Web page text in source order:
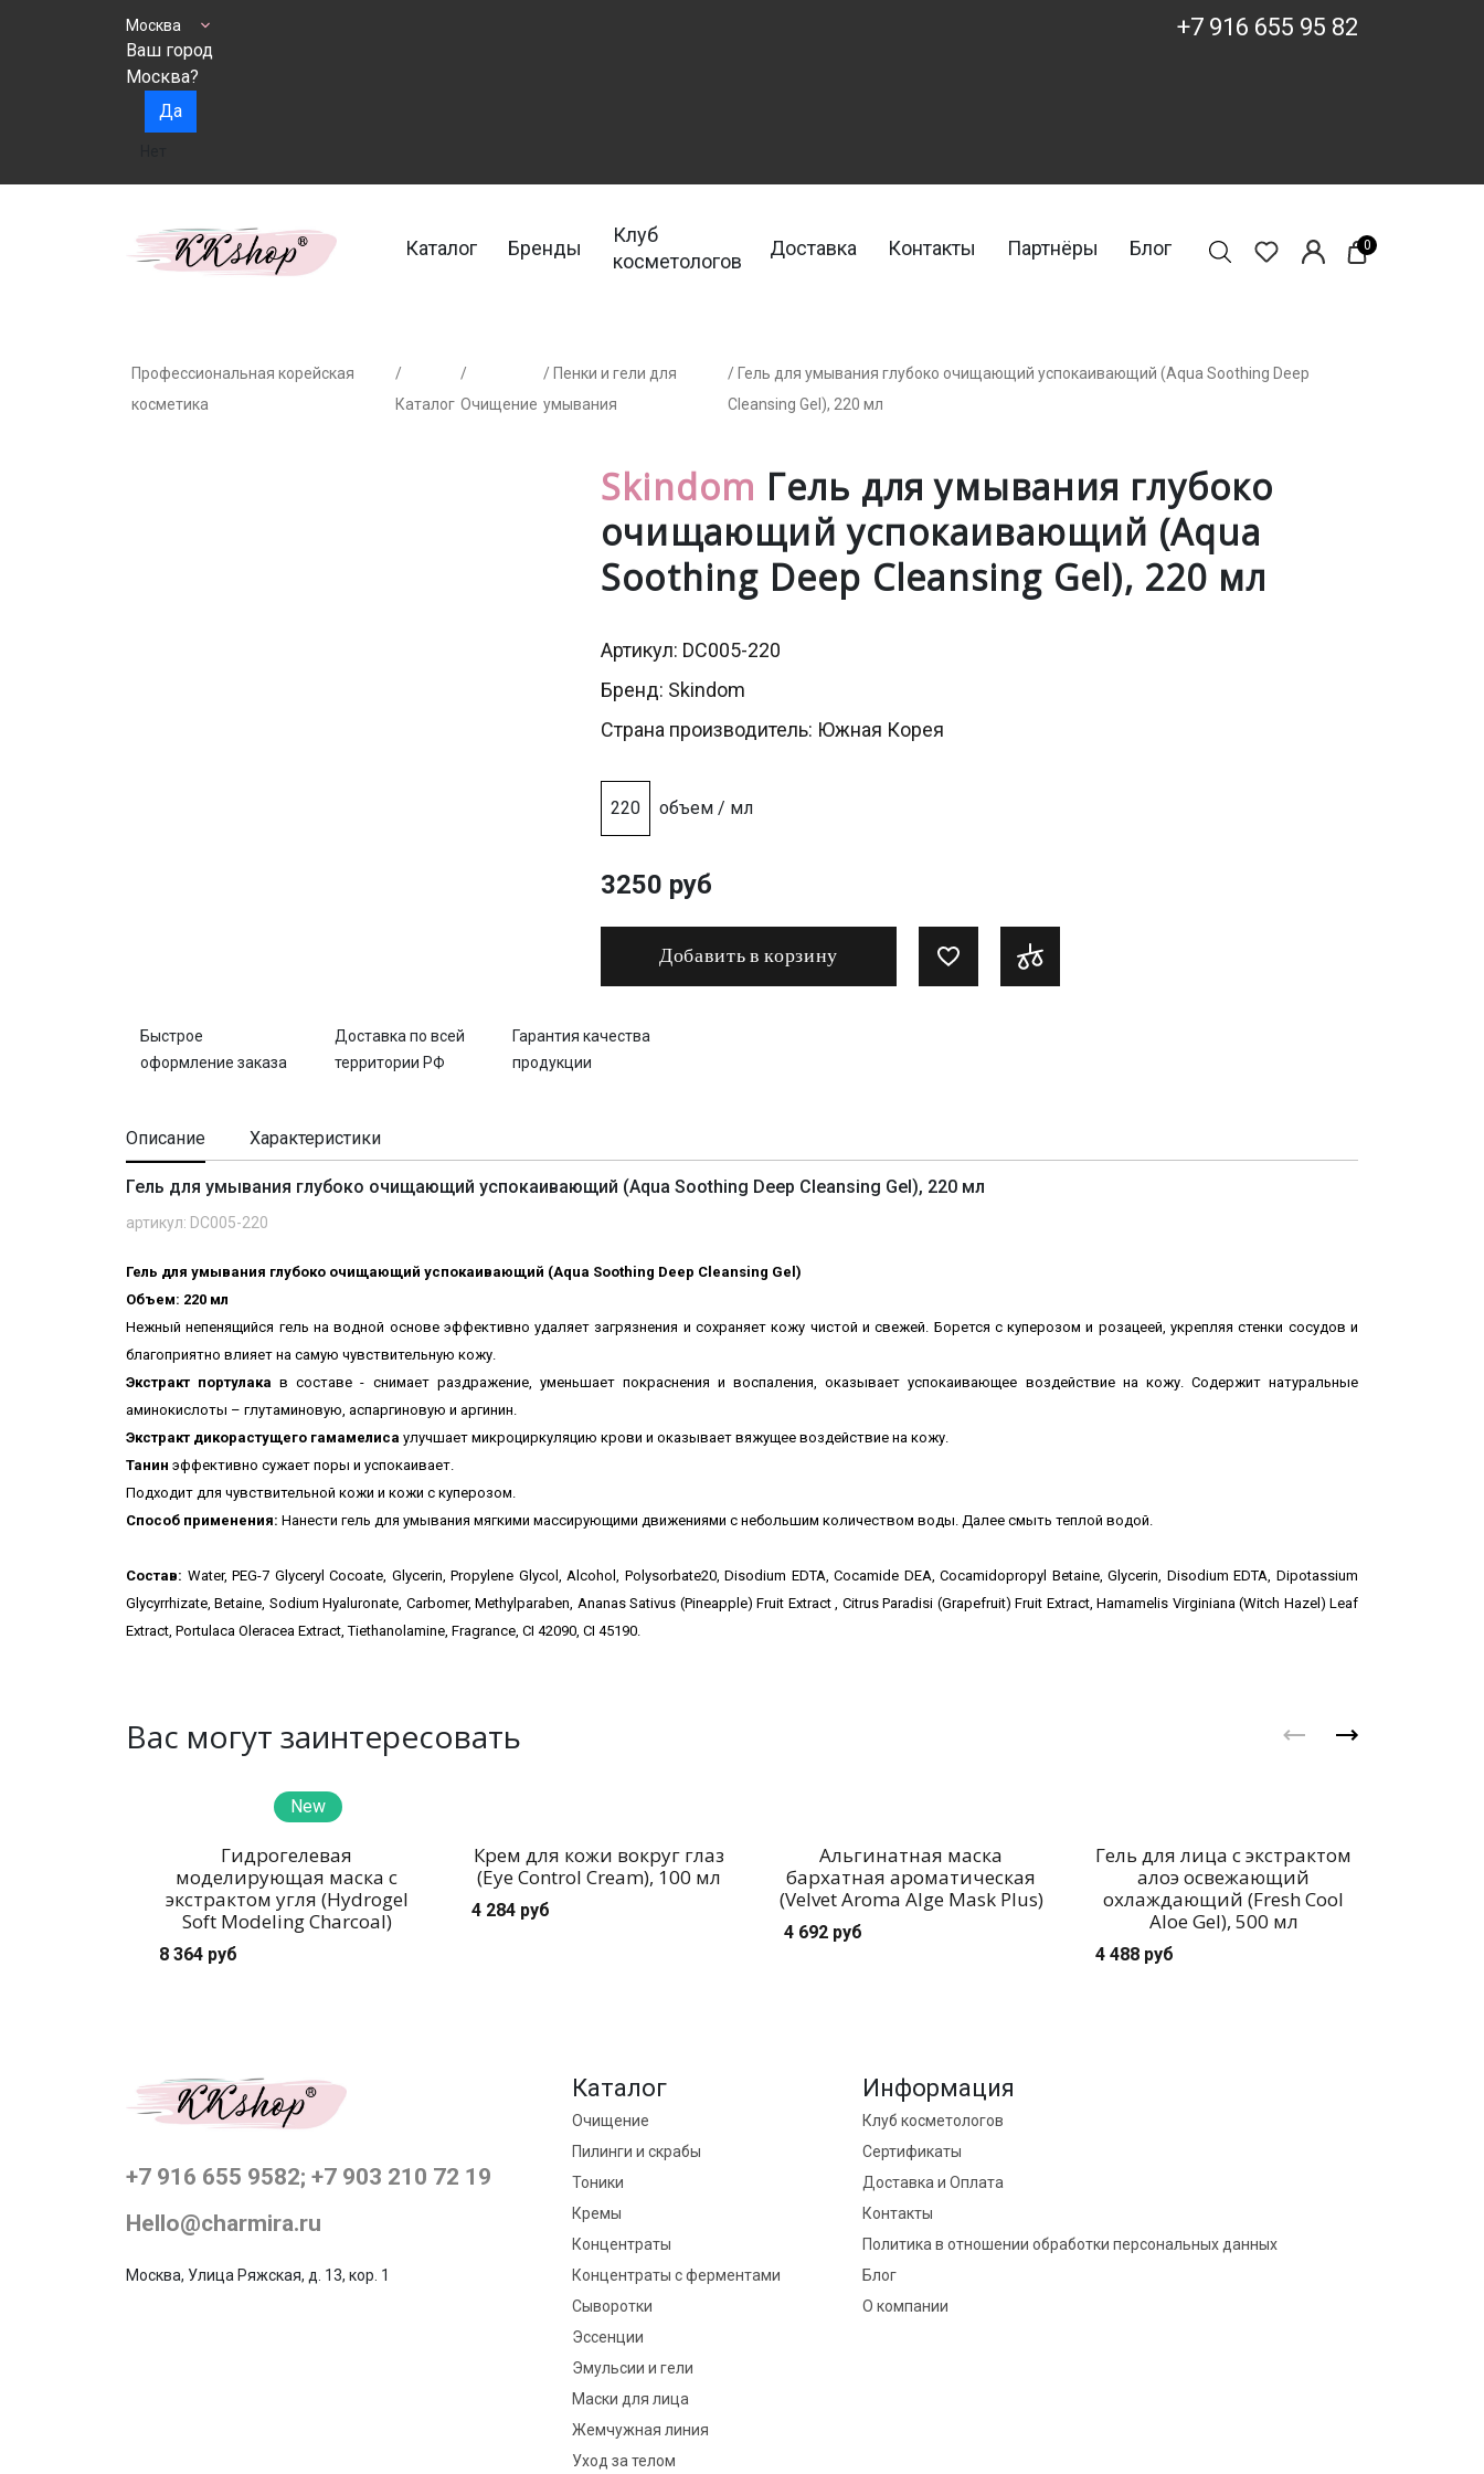
Москва
Ваш город
Москва?
Да
+7 916 655 95 82
Каталог Бренды
Клуб
косметологов
Доставка Контакты Партнёры Блог 0
Профессиональная корейская
косметика
/
Каталог
/
Очищение
/ Пенки и гели для
умывания
/ Гель для умывания глубоко очищающий успокаивающий (Aqua Soothing Deep
Cleansing Gel), 220 мл
Skindom Гель для умывания глубоко
очищающий успокаивающий (Aqua
Soothing Deep Cleansing Gel), 220 мл
Артикул: DC005-220
Бренд: Skindom
Страна производитель: Южная Корея
220 объем / мл
3250 руб
Добавить в корзину
Быстрое
оформление заказа
Доставка по всей
территории РФ
Гарантия качества
продукции
Описание Характеристики
Гель для умывания глубоко очищающий успокаивающий (Aqua Soothing Deep Cleansing Gel), 220 мл
артикул: DC005-220
Гель для умывания глубоко очищающий успокаивающий (Aqua Soothing Deep Cleansing Gel)
Объем: 220 мл
Нежный непенящийся гель на водной основе эффективно удаляет загрязнения и сохраняет кожу чистой и свежей. Борется с куперозом и розацеей, укрепляя стенки сосудов и
благоприятно влияет на самую чувствительную кожу.
Экстракт портулака в составе - снимает раздражение, уменьшает покраснения и воспаления, оказывает успокаивающее воздействие на кожу. Содержит натуральные
аминокислоты – глутаминовую, аспаргиновую и аргинин.
Экстракт дикорастущего гамамелиса улучшает микроциркуляцию крови и оказывает вяжущее воздействие на кожу.
Танин эффективно сужает поры и успокаивает.
Подходит для чувствительной кожи и кожи с куперозом.
Способ применения: Нанести гель для умывания мягкими массирующими движениями с небольшим количеством воды. Далее смыть теплой водой.
Состав: Water, PEG-7 Glyceryl Cocoate, Glycerin, Propylene Glycol, Alcohol, Polysorbate20, Disodium EDTA, Cocamide DEA, Cocamidopropyl Betaine, Glycerin, Disodium EDTA, Dipotassium
Glycyrrhizate, Betaine, Sodium Hyaluronate, Carbomer, Methylparaben, Ananas Sativus (Pineapple) Fruit Extract , Citrus Paradisi (Grapefruit) Fruit Extract, Hamamelis Virginiana (Witch Hazel) Leaf
Extract, Portulaca Oleracea Extract, Tiethanolamine, Fragrance, CI 42090, CI 45190.
Вас могут заинтересовать
New
Гидрогелевая
моделирующая маска с
экстрактом угля (Hydrogel
Soft Modeling Charcoal)
8 364 руб
Крем для кожи вокруг глаз
(Eye Control Cream), 100 мл
4 284 руб
Альгинатная маска
бархатная ароматическая
(Velvet Aroma Alge Mask Plus)
4 692 руб
Гель для лица с экстрактом
алоэ освежающий
охлаждающий (Fresh Cool
Aloe Gel), 500 мл
4 488 руб
+7 916 655 9582; +7 903 210 72 19
Hello@charmira.ru
Москва, Улица Ряжская, д. 13, кор. 1
Каталог
Очищение
Пилинги и скрабы
Тоники
Кремы
Концентраты
Концентраты с ферментами
Сыворотки
Эссенции
Эмульсии и гели
Маски для лица
Жемчужная линия
Уход за телом
Информация
Клуб косметологов
Сертификаты
Доставка и Оплата
Контакты
Политика в отношении обработки персональных данных
Блог
О компании